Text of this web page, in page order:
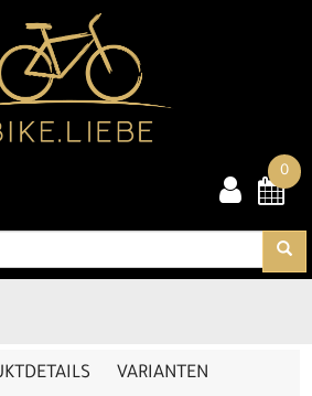
0
VARIANTEN